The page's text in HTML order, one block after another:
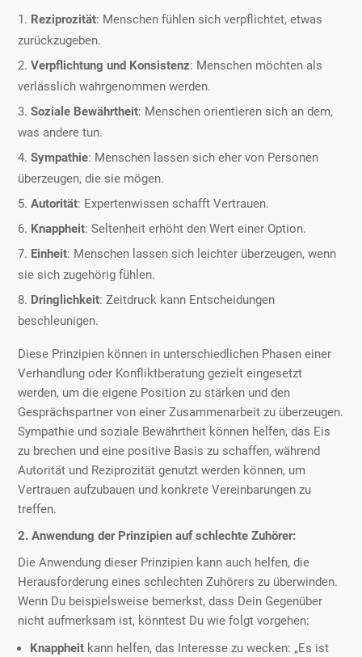
Reziprozität: Menschen fühlen sich verpflichtet, etwas
zurückzugeben.
Verpflichtung und Konsistenz: Menschen möchten als
verlässlich wahrgenommen werden.
Soziale Bewährtheit: Menschen orientieren sich an dem,
was andere tun.
Sympathie: Menschen lassen sich eher von Personen
überzeugen, die sie mögen.
Autorität: Expertenwissen schafft Vertrauen.
Knappheit: Seltenheit erhöht den Wert einer Option.
Einheit: Menschen lassen sich leichter überzeugen, wenn
sie sich zugehörig fühlen.
Dringlichkeit: Zeitdruck kann Entscheidungen
beschleunigen.
Diese Prinzipien können in unterschiedlichen Phasen einer
Verhandlung oder Konfliktberatung gezielt eingesetzt
werden, um die eigene Position zu stärken und den
Gesprächspartner von einer Zusammenarbeit zu überzeugen.
Sympathie und soziale Bewährtheit können helfen, das Eis
zu brechen und eine positive Basis zu schaffen, während
Autorität und Reziprozität genutzt werden können, um
Vertrauen aufzubauen und konkrete Vereinbarungen zu
treffen.
2. Anwendung der Prinzipien auf schlechte Zuhörer:
Die Anwendung dieser Prinzipien kann auch helfen, die
Herausforderung eines schlechten Zuhörers zu überwinden.
Wenn Du beispielsweise bemerkst, dass Dein Gegenüber
nicht aufmerksam ist, könntest Du wie folgt vorgehen:
Knappheit kann helfen, das Interesse zu wecken: „Es ist